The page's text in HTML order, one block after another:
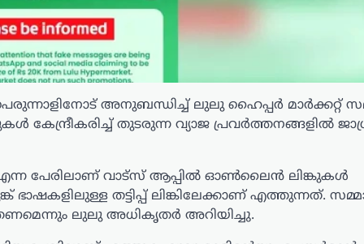
അനുബന്ധിച്ച് ലുലു ഹൈപ്പർ മാർക്കറ്റ്
തുടരുന്ന വ്യാജ പ്രവർത്തനങ്ങളിൽ
പേരിലാണ് വാട്സ് ആപ്പിൽ ഓൺലൈൻ ലിങ്കുകൾ
ഭാഷകളിലുള്ള തട്ടിപ്പ് ലിങ്കിലേക്കാണ് എത്തുന്നത്.
ലുലു അധികൃതർ അറിയിച്ചു.